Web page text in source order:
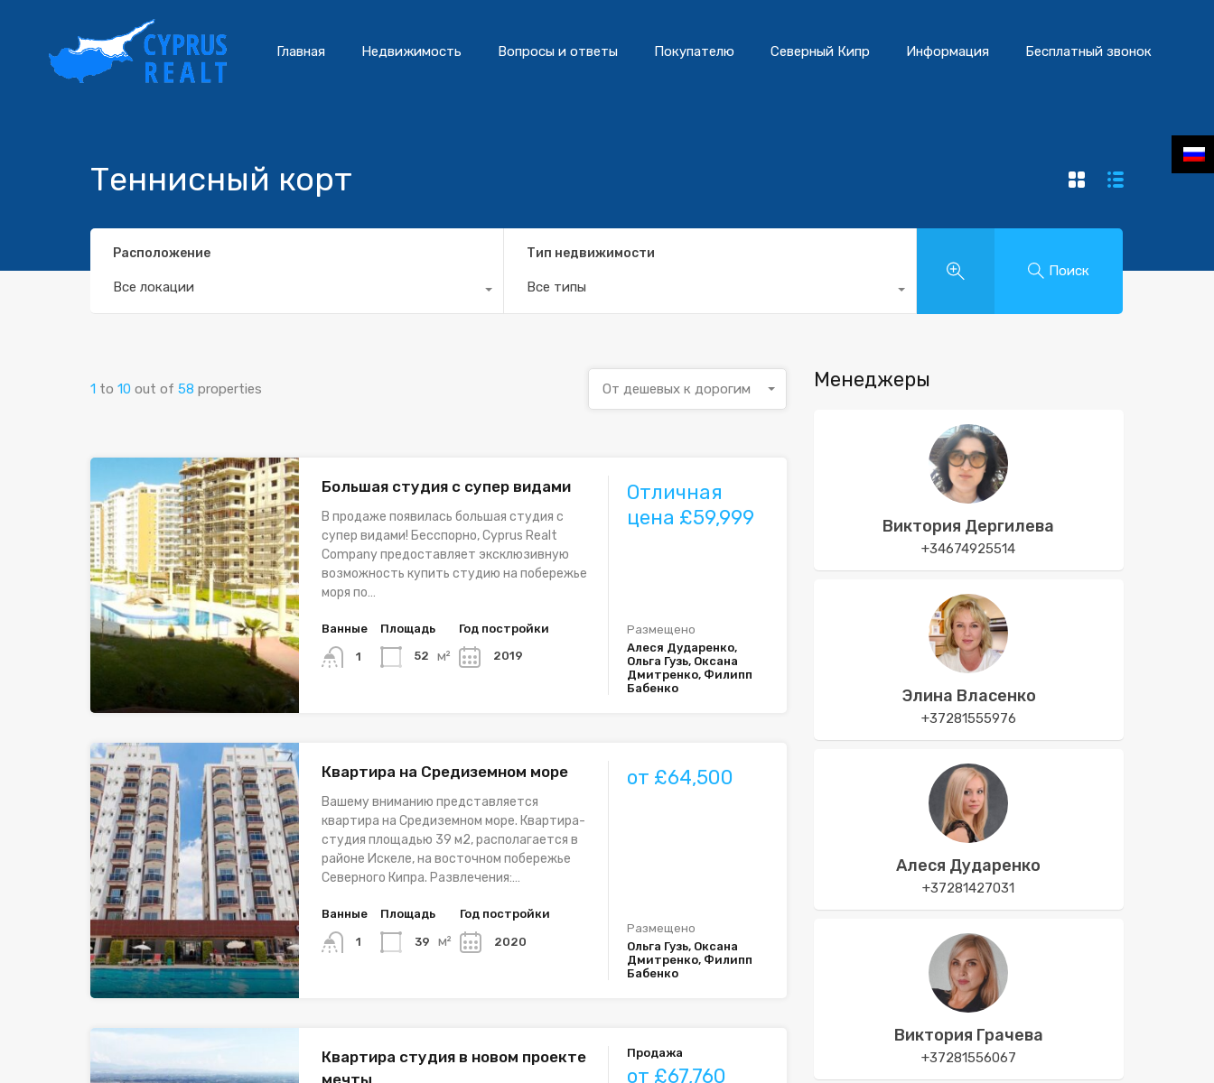
Главная Недвижимость Вопросы и ответы Покупателю Северный Кипр Информация Бесплатный звонок
Теннисный корт
Расположение
Все локации
Тип недвижимости
Все типы
Поиск
1 to 10 out of 58 properties От дешевых к дорогим
Большая студия с супер видами
В продаже появилась большая студия с
супер видами! Бесспорно, Cyprus Realt
Company предоставляет эксклюзивную
возможность купить студию на побережье
моря по…
Ванные
1
Площадь
52 м²
Год постройки
2019
Отличная
цена £59,999
Размещено
Алеся Дударенко,
Ольга Гузь, Оксана
Дмитренко, Филипп
Бабенко
Квартира на Средиземном море
Вашему вниманию представляется
квартира на Средиземном море. Квартира-
студия площадью 39 м2, располагается в
районе Искеле, на восточном побережье
Северного Кипра. Развлечения:…
Ванные
1
Площадь
39 м²
Год постройки
2020
от £64,500
Размещено
Ольга Гузь, Оксана
Дмитренко, Филипп
Бабенко
Квартира студия в новом проекте
Продажа
от £67,760
Менеджеры
Виктория Дергилева
+34674925514
Элина Власенко
+37281555976
Алеся Дударенко
+37281427031
Виктория Грачева
+37281556067